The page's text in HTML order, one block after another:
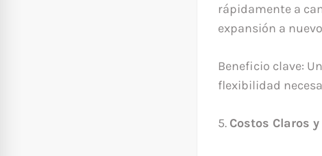
rápidamente a
expansión a
Beneficio clave:
flexibilidad
5. Costos Claros